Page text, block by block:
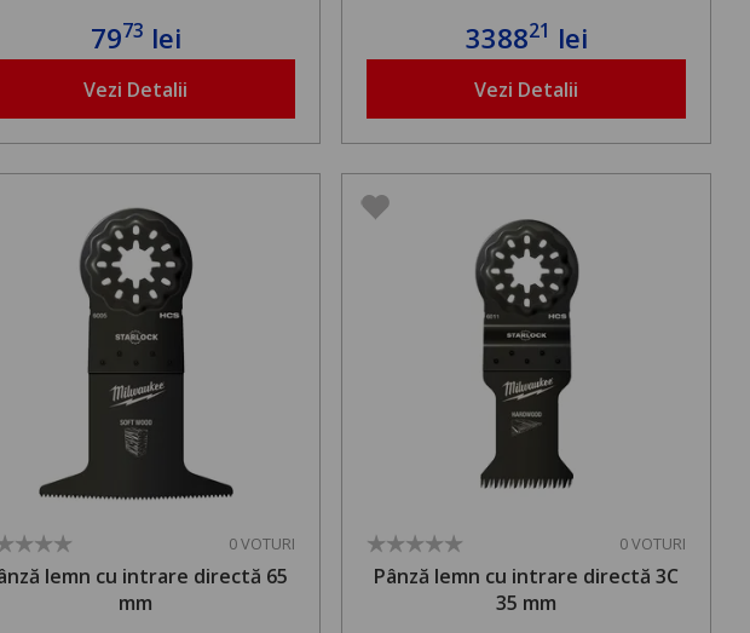
7973 lei
Vezi Detalii
338821 lei
Vezi Detalii
0 VOTURI
lemn cu intrare directă 65
mm
0 VOTURI
Pânză lemn cu intrare directă 3C
35 mm